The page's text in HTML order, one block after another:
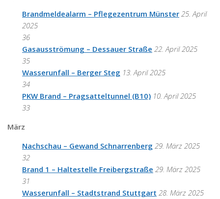
Brandmeldealarm – Pflegezentrum Münster 25. April
2025
36
Gasausströmung – Dessauer Straße 22. April 2025
35
Wasserunfall – Berger Steg 13. April 2025
34
PKW Brand – Pragsatteltunnel (B10) 10. April 2025
33
März
Nachschau – Gewand Schnarrenberg 29. März 2025
32
Brand 1 – Haltestelle Freibergstraße 29. März 2025
31
Wasserunfall – Stadtstrand Stuttgart 28. März 2025